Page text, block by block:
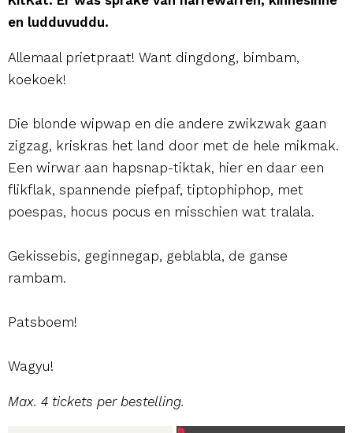
en ludduvuddu.
Allemaal prietpraat! Want dingdong, bimbam,
koekoek!
Die blonde wipwap en die andere zwikzwak gaan
zigzag, kriskras het land door met de hele mikmak.
Een wirwar aan hapsnap-tiktak, hier en daar een
flikflak, spannende piefpaf, tiptophiphop, met
poespas, hocus pocus en misschien wat tralala.
Gekissebis, geginnegap, geblabla, de ganse
rambam.
Patsboem!
Wagyu!
Max. 4 tickets per bestelling.